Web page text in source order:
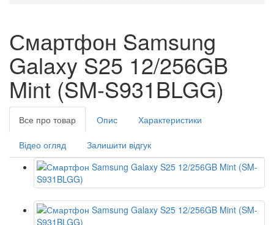
Смартфон Samsung
Galaxy S25 12/256GB
Mint (SM-S931BLGG)
Все про товар Опис Характеристики
Відео огляд Залишити відгук